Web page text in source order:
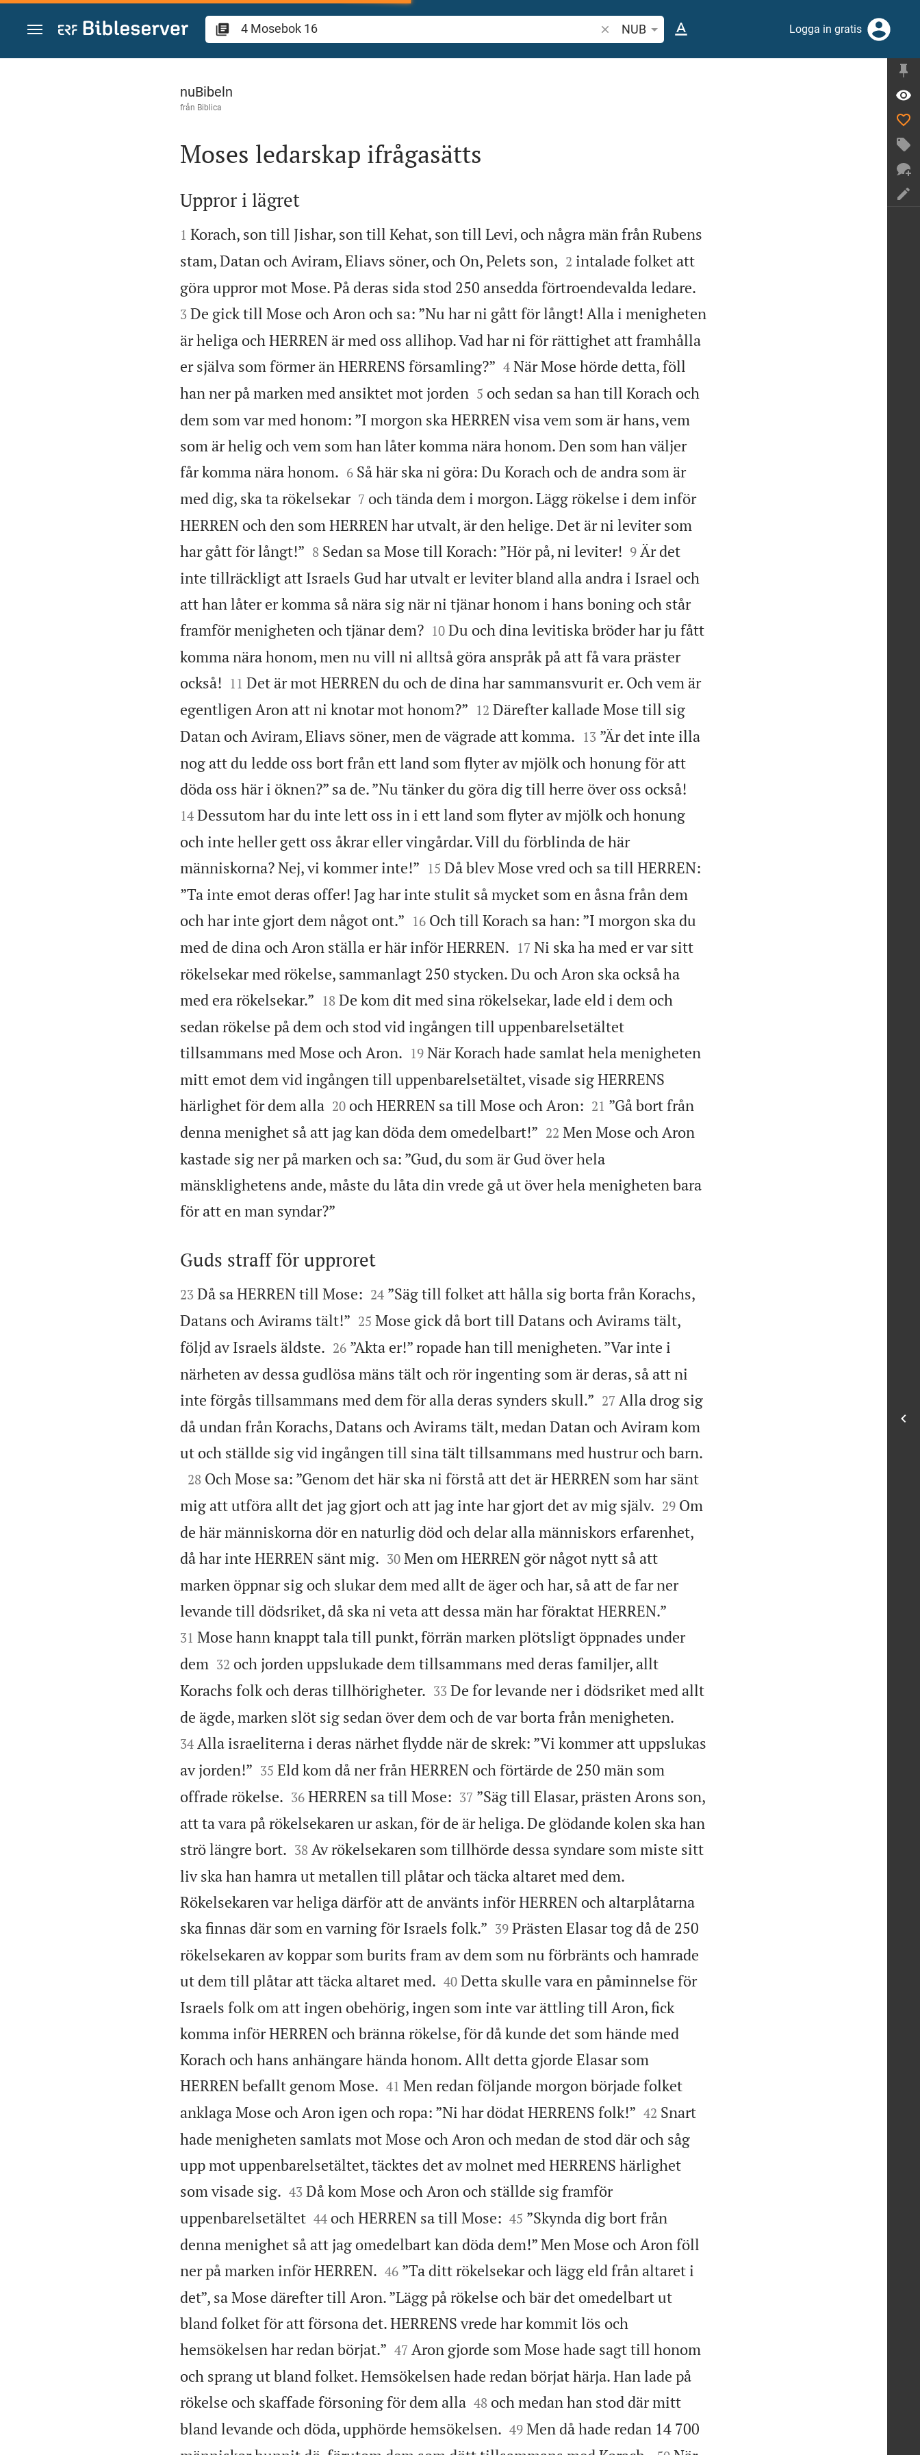
Hoppa till innehåll
Sök bibelvers eller ord
NUB Logga in gratis
4 Mosebok 16
nuBibeln
från Biblica

Moses ledarskap ifrågasätts

Uppror i lägret

1 Korach, son till Jishar, son till Kehat, son till Levi, och några män från Rubens
stam, Datan och Aviram, Eliavs söner, och On, Pelets son, 

2 intalade folket att
göra uppror mot Mose. På deras sida stod 250 ansedda förtroendevalda ledare.
3 De gick till Mose och Aron och sa: ”Nu har ni gått för långt! Alla i menigheten
är heliga och HERREN är med oss allihop. Vad har ni för rättighet att framhålla
er själva som förmer än HERRENS församling?”
4 När Mose hörde detta, föll
han ner på marken med ansiktet mot jorden
5 och sedan sa han till Korach och
dem som var med honom: ”I morgon ska HERREN visa vem som är hans, vem
som är helig och vem som han låter komma nära honom. Den som han väljer
får komma nära honom.
6 Så här ska ni göra: Du Korach och de andra som är
med dig, ska ta rökelsekar
7 och tända dem i morgon. Lägg rökelse i dem inför
HERREN och den som HERREN har utvalt, är den helige. Det är ni leviter som
har gått för långt!”
8 Sedan sa Mose till Korach: ”Hör på, ni leviter!
9 Är det
inte tillräckligt att Israels Gud har utvalt er leviter bland alla andra i Israel och
att han låter er komma så nära sig när ni tjänar honom i hans boning och står
framför menigheten och tjänar dem?
10 Du och dina levitiska bröder har ju fått
komma nära honom, men nu vill ni alltså göra anspråk på att få vara präster
också!
11 Det är mot HERREN du och de dina har sammansvurit er. Och vem är
egentligen Aron att ni knotar mot honom?”
12 Därefter kallade Mose till sig
Datan och Aviram, Eliavs söner, men de vägrade att komma.
13 ”Är det inte illa
nog att du ledde oss bort från ett land som flyter av mjölk och honung för att
döda oss här i öknen?” sa de. ”Nu tänker du göra dig till herre över oss också!
14 Dessutom har du inte lett oss in i ett land som flyter av mjölk och honung
och inte heller gett oss åkrar eller vingårdar. Vill du förblinda de här
människorna? Nej, vi kommer inte!”
15 Då blev Mose vred och sa till HERREN:
”Ta inte emot deras offer! Jag har inte stulit så mycket som en åsna från dem
och har inte gjort dem något ont.”
16 Och till Korach sa han: ”I morgon ska du
med de dina och Aron ställa er här inför HERREN.
17 Ni ska ha med er var sitt
rökelsekar med rökelse, sammanlagt 250 stycken. Du och Aron ska också ha
med era rökelsekar.”
18 De kom dit med sina rökelsekar, lade eld i dem och
sedan rökelse på dem och stod vid ingången till uppenbarelsetältet
tillsammans med Mose och Aron.
19 När Korach hade samlat hela menigheten
mitt emot dem vid ingången till uppenbarelsetältet, visade sig HERRENS
härlighet för dem alla
20 och HERREN sa till Mose och Aron:
21 ”Gå bort från
denna menighet så att jag kan döda dem omedelbart!”
22 Men Mose och Aron
kastade sig ner på marken och sa: ”Gud, du som är Gud över hela
mänsklighetens ande, måste du låta din vrede gå ut över hela menigheten bara
för att en man syndar?”

Guds straff för upproret

23 Då sa HERREN till Mose:
24 ”Säg till folket att hålla sig borta från Korachs,
Datans och Avirams tält!”
25 Mose gick då bort till Datans och Avirams tält,
följd av Israels äldste.
26 ”Akta er!” ropade han till menigheten. ”Var inte i
närheten av dessa gudlösa mäns tält och rör ingenting som är deras, så att ni
inte förgås tillsammans med dem för alla deras synders skull.”
27 Alla drog sig
då undan från Korachs, Datans och Avirams tält, medan Datan och Aviram kom
ut och ställde sig vid ingången till sina tält tillsammans med hustrur och barn.

28 Och Mose sa: ”Genom det här ska ni förstå att det är HERREN som har sänt
mig att utföra allt det jag gjort och att jag inte har gjort det av mig själv.
29 Om
de här människorna dör en naturlig död och delar alla människors erfarenhet,
då har inte HERREN sänt mig.
30 Men om HERREN gör något nytt så att
marken öppnar sig och slukar dem med allt de äger och har, så att de far ner
levande till dödsriket, då ska ni veta att dessa män har föraktat HERREN.”
31 Mose hann knappt tala till punkt, förrän marken plötsligt öppnades under
dem
32 och jorden uppslukade dem tillsammans med deras familjer, allt
Korachs folk och deras tillhörigheter.
33 De for levande ner i dödsriket med allt
de ägde, marken slöt sig sedan över dem och de var borta från menigheten.
34 Alla israeliterna i deras närhet flydde när de skrek: ”Vi kommer att uppslukas
av jorden!”
35 Eld kom då ner från HERREN och förtärde de 250 män som
offrade rökelse.
36 HERREN sa till Mose:
37 ”Säg till Elasar, prästen Arons son,
att ta vara på rökelsekaren ur askan, för de är heliga. De glödande kolen ska han
strö längre bort.
38 Av rökelsekaren som tillhörde dessa syndare som miste sitt
liv ska han hamra ut metallen till plåtar och täcka altaret med dem.
Rökelsekaren var heliga därför att de använts inför HERREN och altarplåtarna
ska finnas där som en varning för Israels folk.”
39 Prästen Elasar tog då de 250
rökelsekaren av koppar som burits fram av dem som nu förbränts och hamrade
ut dem till plåtar att täcka altaret med.
40 Detta skulle vara en påminnelse för
Israels folk om att ingen obehörig, ingen som inte var ättling till Aron, fick
komma inför HERREN och bränna rökelse, för då kunde det som hände med
Korach och hans anhängare hända honom. Allt detta gjorde Elasar som
HERREN befallt genom Mose.
41 Men redan följande morgon började folket
anklaga Mose och Aron igen och ropa: ”Ni har dödat HERRENS folk!”
42 Snart
hade menigheten samlats mot Mose och Aron och medan de stod där och såg
upp mot uppenbarelsetältet, täcktes det av molnet med HERRENS härlighet
som visade sig.
43 Då kom Mose och Aron och ställde sig framför
uppenbarelsetältet
44 och HERREN sa till Mose:
45 ”Skynda dig bort från
denna menighet så att jag omedelbart kan döda dem!” Men Mose och Aron föll
ner på marken inför HERREN.
46 ”Ta ditt rökelsekar och lägg eld från altaret i
det”, sa Mose därefter till Aron. ”Lägg på rökelse och bär det omedelbart ut
bland folket för att försona det. HERRENS vrede har kommit lös och
hemsökelsen har redan börjat.”
47 Aron gjorde som Mose hade sagt till honom
och sprang ut bland folket. Hemsökelsen hade redan börjat härja. Han lade på
rökelse och skaffade försoning för dem alla
48 och medan han stod där mitt
bland levande och döda, upphörde hemsökelsen.
49 Men då hade redan 14 700